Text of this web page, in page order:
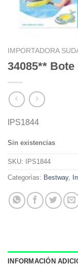
IMPORTADORA
34085**
IPS1844
Sin existencias
SKU: IPS1844
Categorías: Bestway,
INFORMACIÓN